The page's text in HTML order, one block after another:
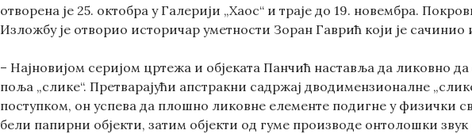
отворена је 25. октобра у Галерији „Хаос“ и траје до 19. новембра.
Изложбу је отворио историчар уметности Зоран Гаврић који је сачинио
– Најновијом серијом цртежа и објеката Панчић наставља да ликовно
поља „слике“. Претварајући апстракни садржај дводимензионалне
поступком, он успева да плошно ликовне елементе подигне у физички
бели папирни објекти, затим објекти од гуме производе онтолошки